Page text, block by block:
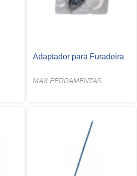
Adaptador para Furadeira
MAX FERRAMENTAS